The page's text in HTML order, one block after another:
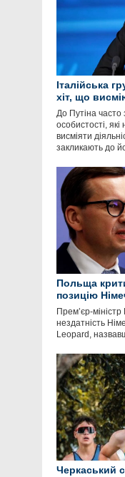
Італійська
хіт, що
До Путіна часто
особистості,
висміяти
закликають до
Польща
позицію
Прем’єр-
нездатність
Leopard,
Черкаський